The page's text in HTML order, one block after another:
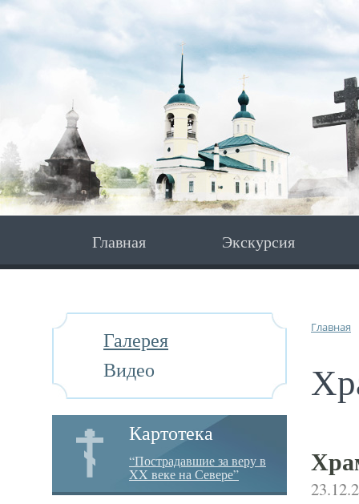
Главная Экскурсия
Галерея
Видео
Картотека
“Пострадавшие за веру в
XX веке на Севере”
Главная